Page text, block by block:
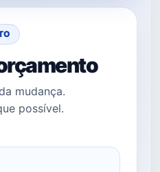
mudança.
possível.